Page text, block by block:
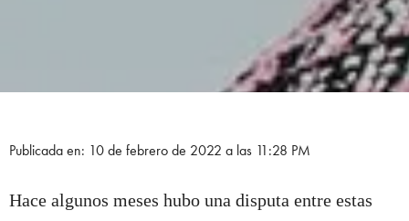
Publicada en: 10 de febrero de 2022 a las 11:28 PM
Hace algunos meses hubo una disputa entre estas